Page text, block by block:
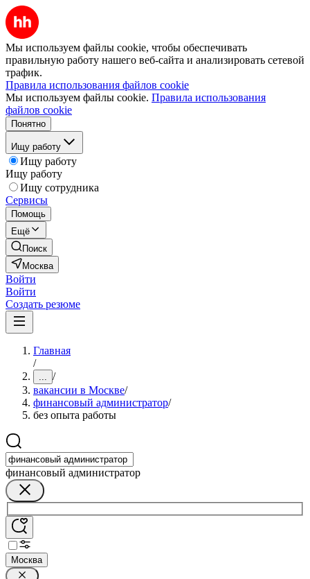
Мы используем файлы cookie, чтобы обеспечивать
правильную работу нашего веб-сайта и анализировать сетевой
трафик.
Правила использования файлов cookie
Мы используем файлы cookie. Правила использования
файлов cookie
Понятно
Ищу работу
Ищу работу
Ищу работу
Ищу сотрудника
Сервисы
Помощь
Ещё
Поиск
Москва
Войти
Войти
Создать резюме
Главная
/
... /
вакансии в Москве/
финансовый администратор/
без опыта работы
финансовый администратор
Москва